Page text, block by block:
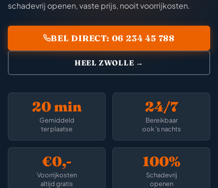
schadevrij openen, vaste prijs, nooit voorrijkosten.
BEL DIRECT: 06 234 45 788
HEEL ZWOLLE →
20 min
Gemiddeld
ter plaatse
24/7
Bereikbaar
ook 's nachts
€0,-
Voorrijkosten
altijd gratis
100%
Schadevrij
openen